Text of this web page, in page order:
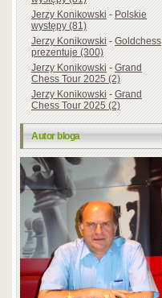
Jerzy Konikowski-Polskie
występy (81)
Jerzy Konikowski-Goldchess
prezentuje (300)
Jerzy Konikowski-Grand
Chess Tour 2025 (2)
Jerzy Konikowski-Grand
Chess Tour 2025 (2)
Autor bloga